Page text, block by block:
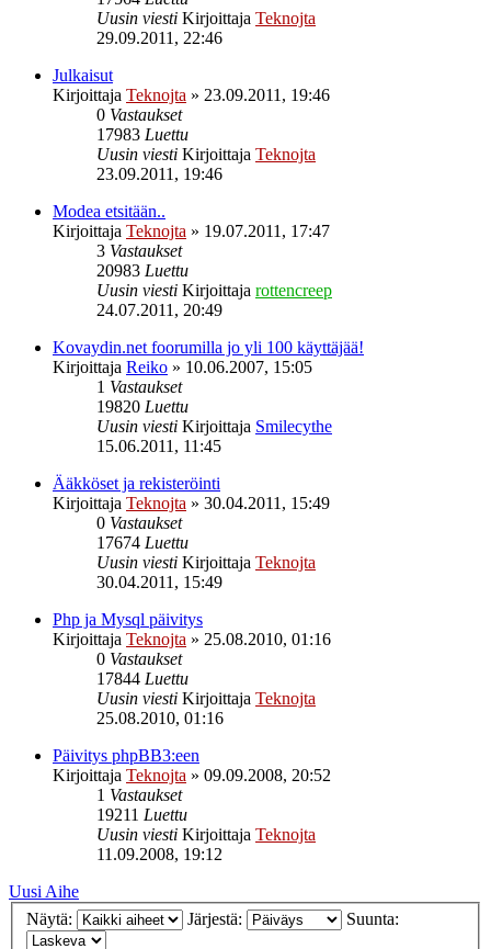
Uusin viesti Kirjoittaja Teknojta
29.09.2011, 22:46
Julkaisut
Kirjoittaja Teknojta » 23.09.2011, 19:46
0 Vastaukset
17983 Luettu
Uusin viesti Kirjoittaja Teknojta
23.09.2011, 19:46
Modea etsitään..
Kirjoittaja Teknojta » 19.07.2011, 17:47
3 Vastaukset
20983 Luettu
Uusin viesti Kirjoittaja rottencreep
24.07.2011, 20:49
Kovaydin.net foorumilla jo yli 100 käyttäjää!
Kirjoittaja Reiko » 10.06.2007, 15:05
1 Vastaukset
19820 Luettu
Uusin viesti Kirjoittaja Smilecythe
15.06.2011, 11:45
Ääkköset ja rekisteröinti
Kirjoittaja Teknojta » 30.04.2011, 15:49
0 Vastaukset
17674 Luettu
Uusin viesti Kirjoittaja Teknojta
30.04.2011, 15:49
Php ja Mysql päivitys
Kirjoittaja Teknojta » 25.08.2010, 01:16
0 Vastaukset
17844 Luettu
Uusin viesti Kirjoittaja Teknojta
25.08.2010, 01:16
Päivitys phpBB3:een
Kirjoittaja Teknojta » 09.09.2008, 20:52
1 Vastaukset
19211 Luettu
Uusin viesti Kirjoittaja Teknojta
11.09.2008, 19:12
Uusi Aihe
Näytä:
Järjestä: Suunta: